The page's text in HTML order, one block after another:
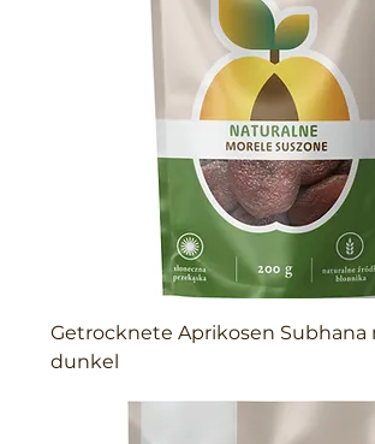
Getrocknete Aprikosen Subhana
dunkel